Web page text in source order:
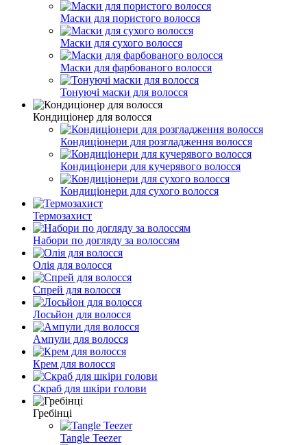
Маски для пористого волосся
Маски для сухого волосся
Маски для фарбованого волосся
Тонуючі маски для волосся
Кондиціонер для волосся
Кондиціонери для розгладження волосся
Кондиціонери для кучерявого волосся
Кондиціонери для сухого волосся
Термозахист
Набори по догляду за волоссям
Олія для волосся
Спрей для волосся
Лосьйон для волосся
Ампули для волосся
Крем для волосся
Скраб для шкіри голови
Гребінці
Tangle Teezer